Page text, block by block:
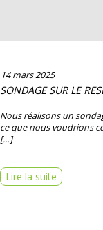
14 mars 2025
SONDAGE SUR LE
Nous réalisons un
ce que nous voudrions
[…]
Lire la suite